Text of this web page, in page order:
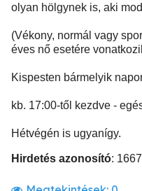
olyan hölgynek is, aki
(Vékony, normál vagy
éves nő esetére
Kispesten bármelyik
kb. 17:00-től kezdve -
Hétvégén is ugyanígy.
Hirdetés azonosító: